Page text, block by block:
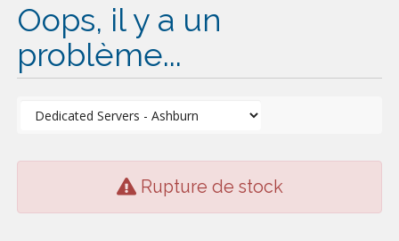
Oops, il y a un
problème...
Rupture de stock